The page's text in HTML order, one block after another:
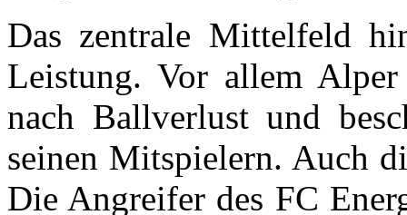
Das zentrale Mittelfeld
Leistung. Vor allem
nach Ballverlust und
seinen Mitspielern. Auch
Die Angreifer des FC